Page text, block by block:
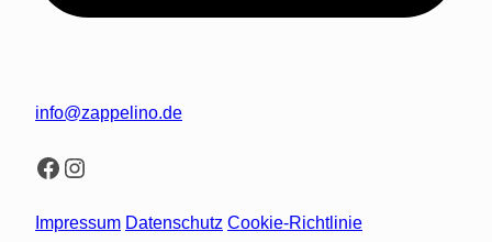
info@zappelino.de
Facebook
Instagram
Impressum Datenschutz Cookie-Richtlinie